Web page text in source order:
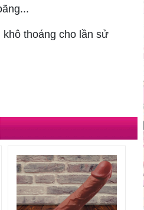
thoáng cho lần sử